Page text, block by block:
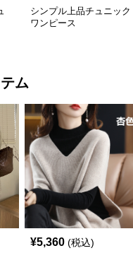
シンプル上品チュニック
ワンピース
ム
¥5,360 (税込)